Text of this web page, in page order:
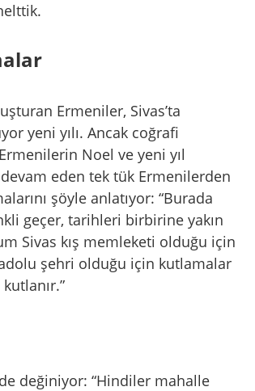
Ermeniler, Sivas’ta
yeni yılı. Ancak coğrafi
Noel ve yeni yıl
eden tek tük Ermenilerden
şöyle anlatıyor: “Burada
geçer, tarihleri birbirine yakın
Sivas kış memleketi olduğu için
şehri olduğu için kutlamalar
değiniyor: “Hindiler mahalle